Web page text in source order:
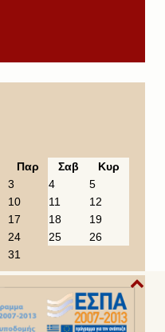
Παρ Σαβ
Κυρ
3 4
5
10 11
12
17 18
19
24 25
26
31